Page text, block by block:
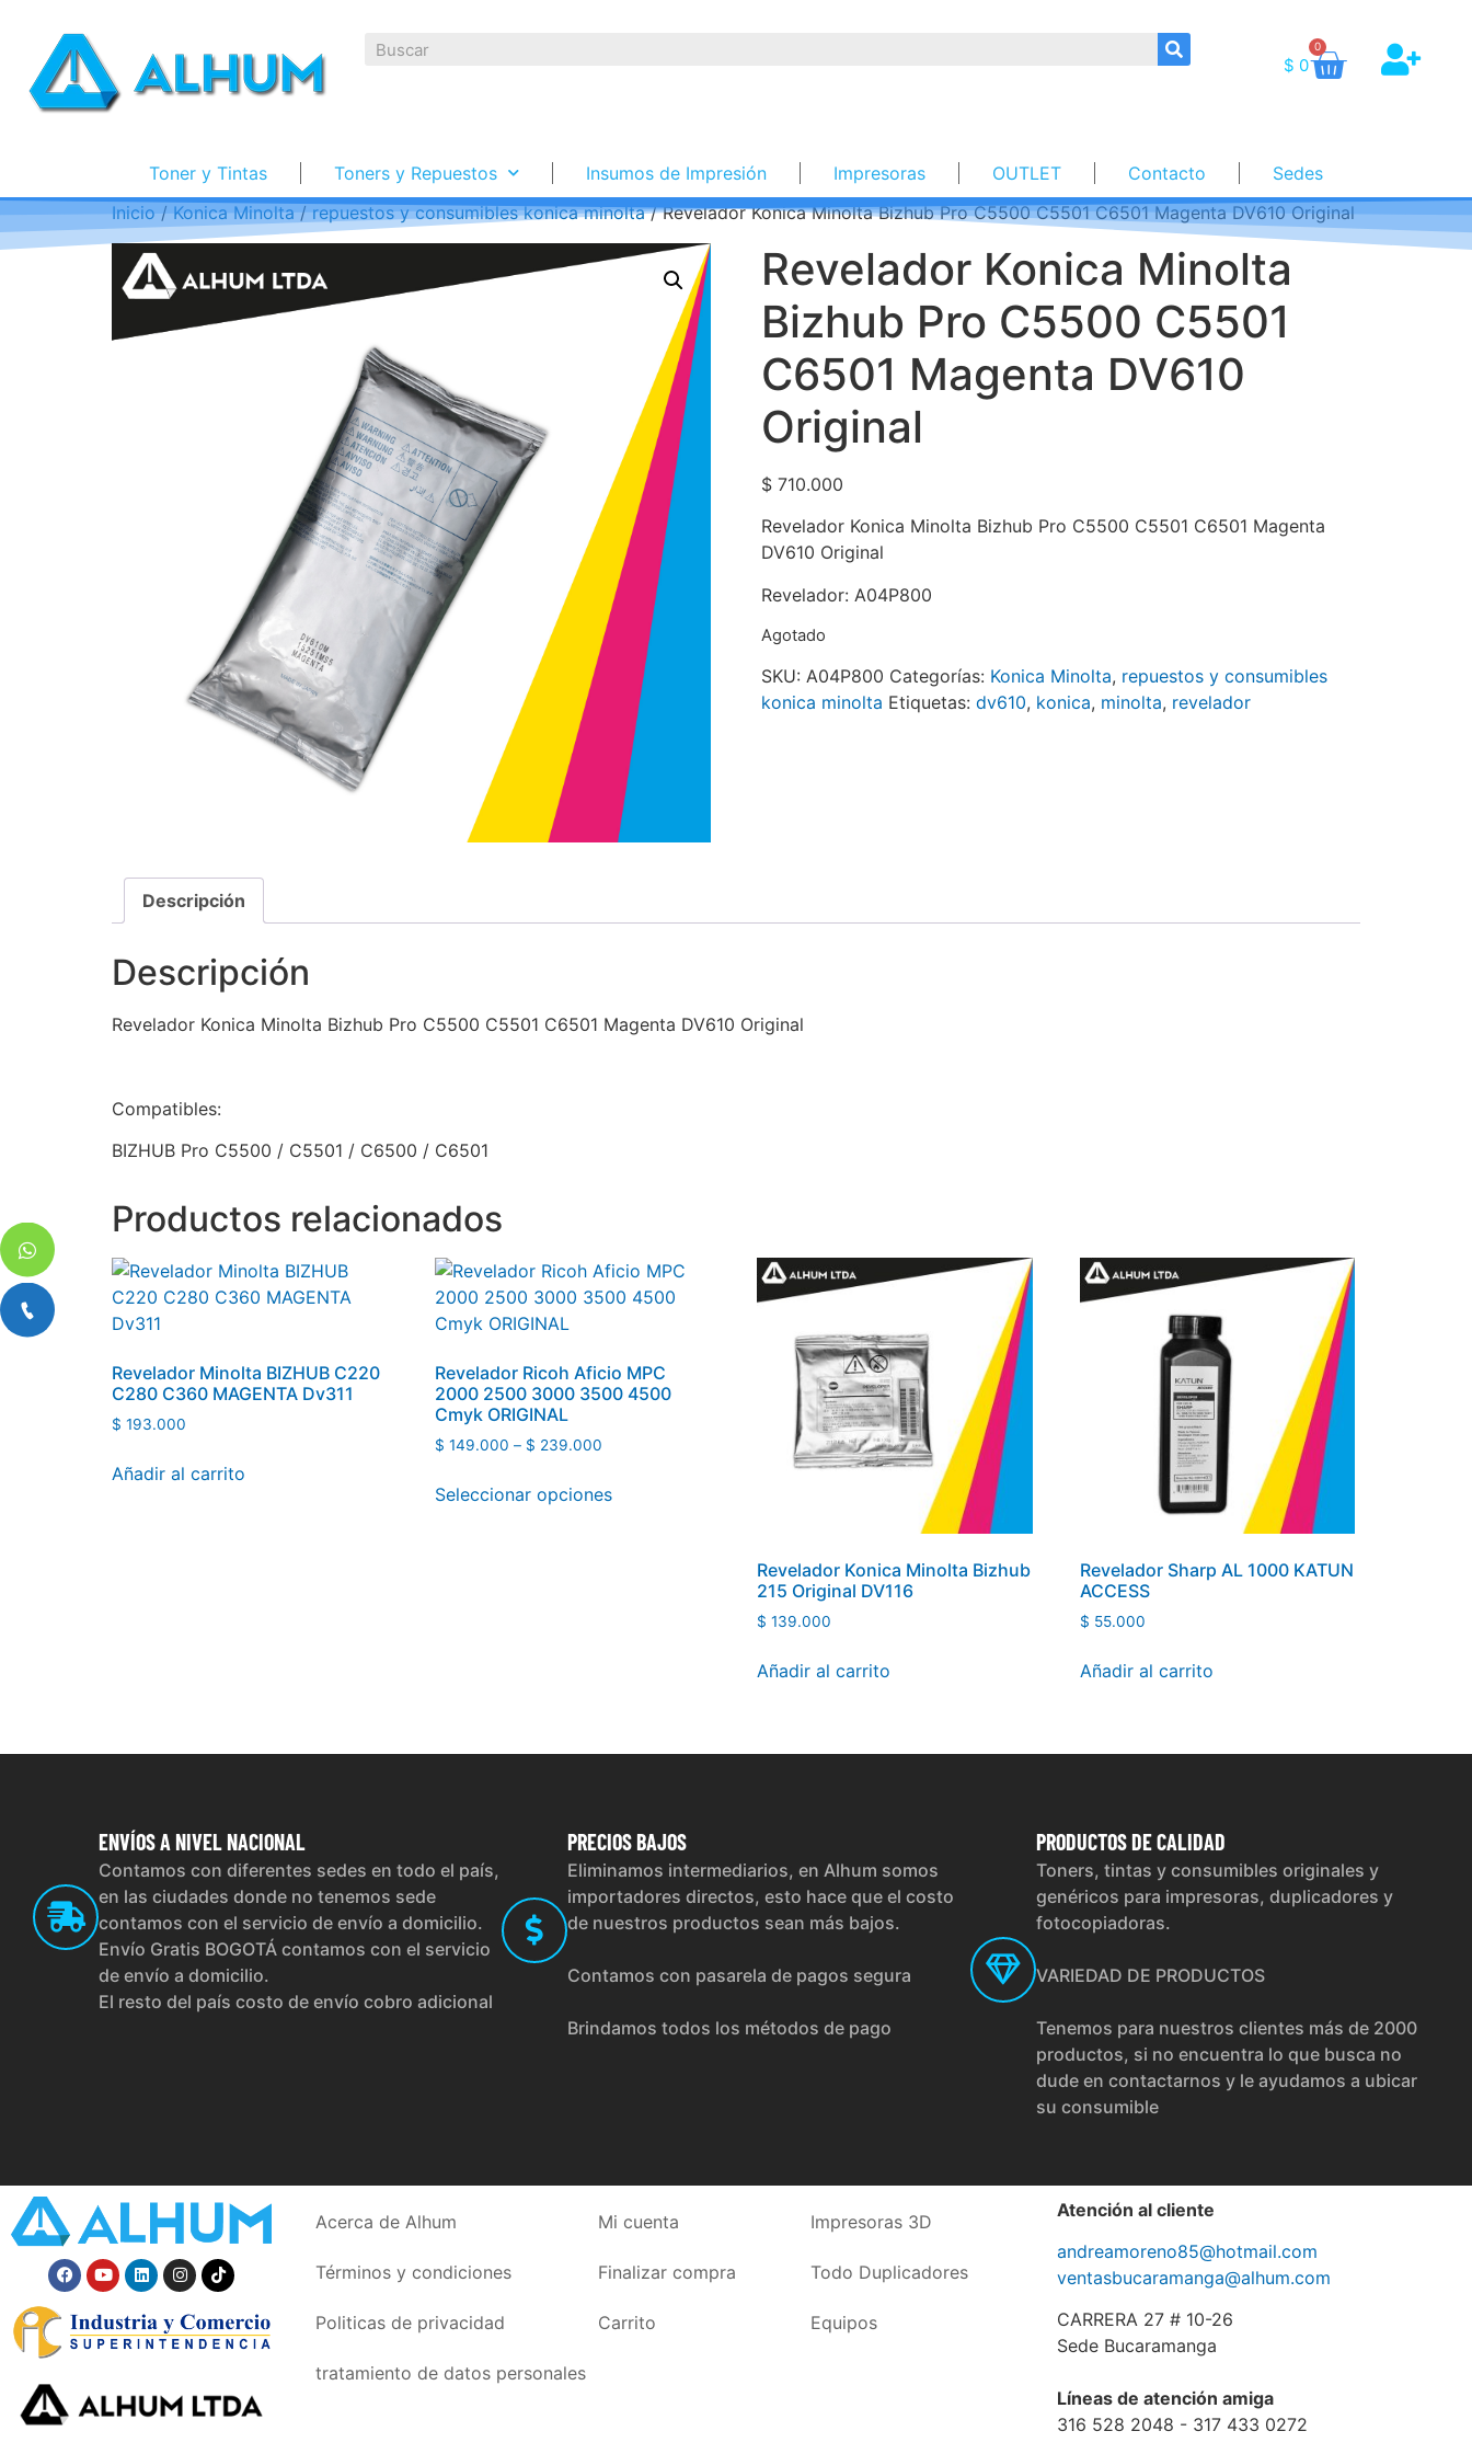
$ 0
0
Toner y Tintas Toners y Repuestos Insumos de Impresión Impresoras OUTLET Contacto
Sedes
Inicio/Konica Minolta/repuestos y consumibles konica minolta/ Revelador Konica Minolta Bizhub Pro C5500 C5501 C6501 Magenta DV610 Original
Revelador Konica Minolta
Bizhub Pro C5500 C5501
C6501 Magenta DV610
Original
$710.000
Revelador Konica Minolta Bizhub Pro C5500 C5501 C6501 Magenta
DV610 Original
Revelador: A04P800
Agotado
SKU: A04P800 Categorías: Konica Minolta, repuestos y consumibles
konica minolta Etiquetas: dv610, konica, minolta, revelador
Descripción
Descripción
Revelador Konica Minolta Bizhub Pro C5500 C5501 C6501 Magenta DV610 Original
Compatibles:
BIZHUB Pro C5500 / C5501 / C6500 / C6501
Productos relacionados
Revelador Minolta BIZHUB C220
C280 C360 MAGENTA Dv311
$ 193.000
Añadir al carrito
Revelador Ricoh Aficio MPC
2000 2500 3000 3500 4500
Cmyk ORIGINAL
$ 149.000 – $ 239.000
Seleccionar opciones
Revelador Konica Minolta Bizhub
215 Original DV116
$ 139.000
Añadir al carrito
Revelador Sharp AL 1000 KATUN
ACCESS
$ 55.000
Añadir al carrito
ENVÍOSA NIVEL NACIONAL
Contamos con diferentes sedes en todo el país,
en las ciudades donde no tenemos sede
contamos con el servicio de envío a domicilio.
Envío Gratis BOGOTÁ contamos con el servicio
de envío a domicilio.
El resto del país costo de envío cobro adicional
PRECIOSBAJOS
Eliminamos intermediarios, en Alhum somos
importadores directos, esto hace que el costo
de nuestros productos sean más bajos.
Contamos con pasarela de pagos segura
Brindamos todos los métodos de pago
PRODUCTOSDE CALIDAD
Toners, tintas y consumibles originales y
genéricos para impresoras, duplicadores y
fotocopiadoras.
VARIEDAD DE PRODUCTOS
Tenemos para nuestros clientes más de 2000
productos, si no encuentra lo que busca no
dude en contactarnos y le ayudamos a ubicar
su consumible
Acerca de Alhum
Términos y condiciones
Politicas de privacidad
tratamiento de datos personales
Mi cuenta
Finalizar compra
Carrito
Impresoras 3D
Todo Duplicadores
Equipos
Atención al cliente
andreamoreno85@hotmail.com
ventasbucaramanga@alhum.com
CARRERA 27 # 10-26
Sede Bucaramanga
Líneas de atención amiga
316 528 2048 - 317 433 0272